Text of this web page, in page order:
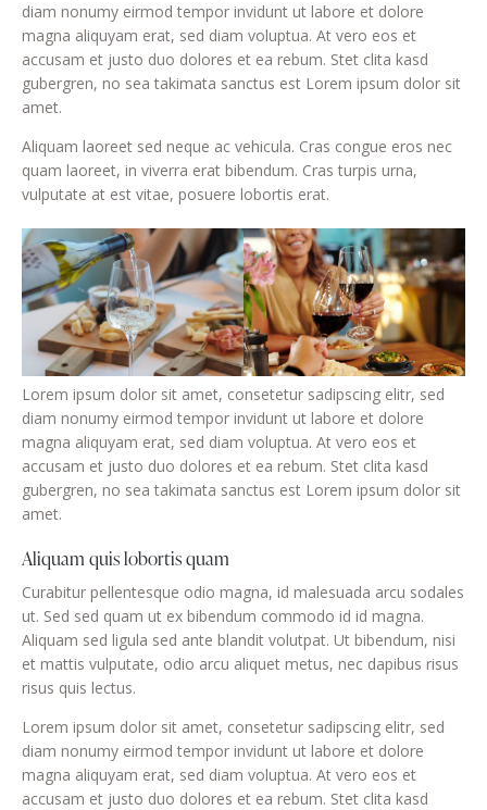
diam nonumy eirmod tempor invidunt ut labore et dolore
magna aliquyam erat, sed diam voluptua. At vero eos et
accusam et justo duo dolores et ea rebum. Stet clita kasd
gubergren, no sea takimata sanctus est Lorem ipsum dolor sit
amet.
Aliquam laoreet sed neque ac vehicula. Cras congue eros nec
quam laoreet, in viverra erat bibendum. Cras turpis urna,
vulputate at est vitae, posuere lobortis erat.
Lorem ipsum dolor sit amet, consetetur sadipscing elitr, sed
diam nonumy eirmod tempor invidunt ut labore et dolore
magna aliquyam erat, sed diam voluptua. At vero eos et
accusam et justo duo dolores et ea rebum. Stet clita kasd
gubergren, no sea takimata sanctus est Lorem ipsum dolor sit
amet.
Aliquam quis lobortis quam
Curabitur pellentesque odio magna, id malesuada arcu sodales
ut. Sed sed quam ut ex bibendum commodo id id magna.
Aliquam sed ligula sed ante blandit volutpat. Ut bibendum, nisi
et mattis vulputate, odio arcu aliquet metus, nec dapibus risus
risus quis lectus.
Lorem ipsum dolor sit amet, consetetur sadipscing elitr, sed
diam nonumy eirmod tempor invidunt ut labore et dolore
magna aliquyam erat, sed diam voluptua. At vero eos et
accusam et justo duo dolores et ea rebum. Stet clita kasd